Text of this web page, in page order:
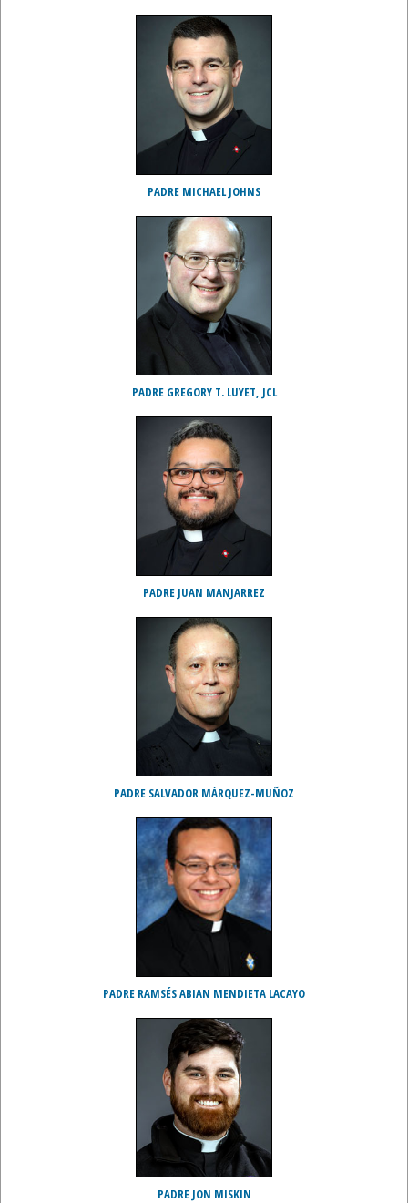
PADRE MICHAEL JOHNS
PADRE GREGORY T. LUYET, JCL
PADRE JUAN MANJARREZ
PADRE SALVADOR MÁRQUEZ-MUÑOZ
PADRE RAMSÉS ABIAN MENDIETA LACAYO
PADRE JON MISKIN